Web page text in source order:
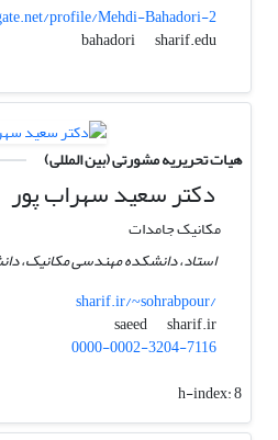
profile/Mehdi-Bahadori-2
bahadori
sharif.edu
هیات تحریریه مشورتی (بین المللی)
دکتر سعید سهراب پور
مکانیک جامدات
استاد، دانشکده مهندسی مکانیک،
sharif.ir/~sohrabpour/
saeed
sharif.ir
0000-0002-3204-7116
h-index:8